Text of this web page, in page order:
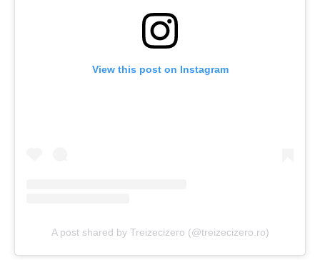
View this post on Instagram
A post shared by Treizecizero (@treizecizero.ro)